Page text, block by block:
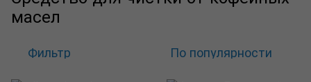
масел
Фильтр По популярности